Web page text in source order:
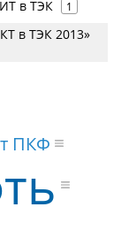
в ТЭК
1
в ТЭК 2013»
ПКФ